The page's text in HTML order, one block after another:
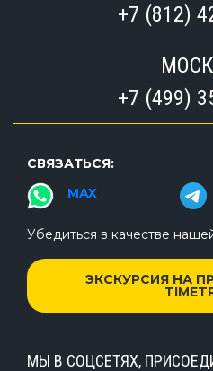
+7 (812)
+7 (499)
СВЯЗАТЬСЯ:
MAX
Убедиться в качестве
ЭКСКУРСИЯ НА
МЫ В СОЦСЕТЯХ,